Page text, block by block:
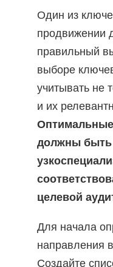
Один из
продвижении
правильный
выборе
учитывать не
и их
должны быть
целевой
Для начала
направления
Создайте